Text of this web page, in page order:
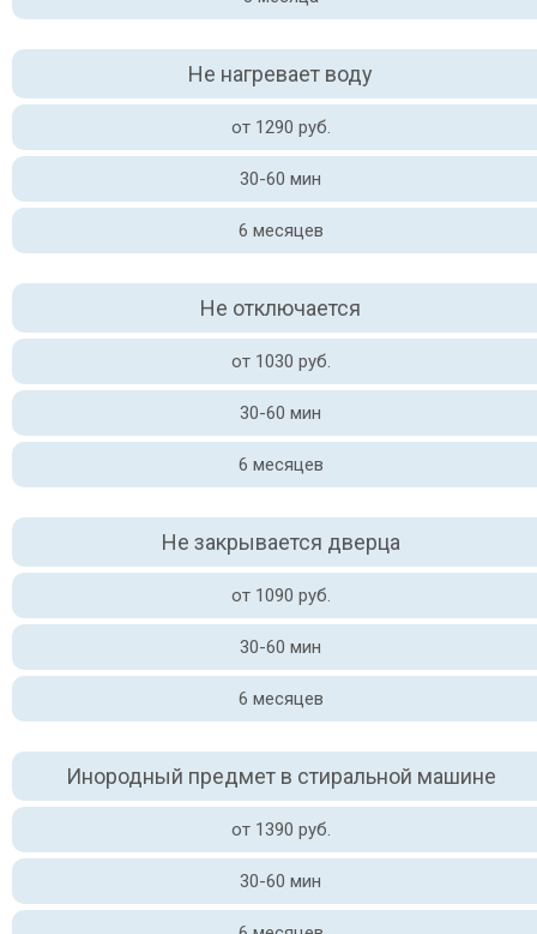
Не нагревает воду
от 1290 руб.
30-60 мин
6 месяцев
Не отключается
от 1030 руб.
30-60 мин
6 месяцев
Не закрывается дверца
от 1090 руб.
30-60 мин
6 месяцев
Инородный предмет в стиральной машине
от 1390 руб.
30-60 мин